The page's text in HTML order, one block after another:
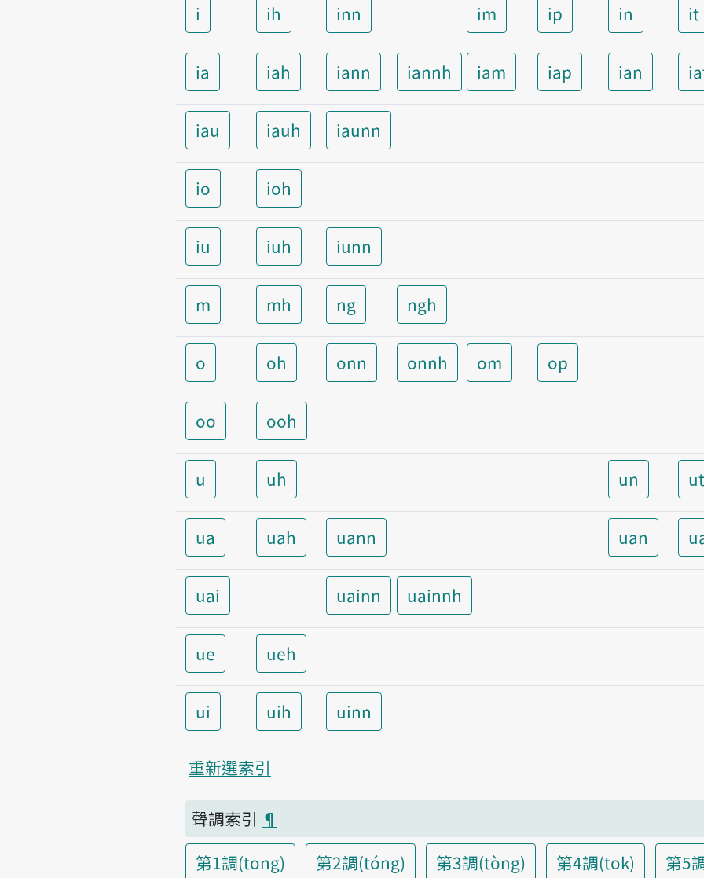
i ih inn im ip in it
ia iah iann iannh iam iap ian
iau iauh iaunn
io ioh
iu iuh iunn
m mh ng ngh
o oh onn onnh om op
oo ooh
u uh un ut
ua uah uann uan
uai uainn uainnh
ue ueh
ui uih uinn
重新選索引
聲調索引 ¶
第1調(tong)
第2調(tóng) 第3調(tòng) 第4調(tok) 第5